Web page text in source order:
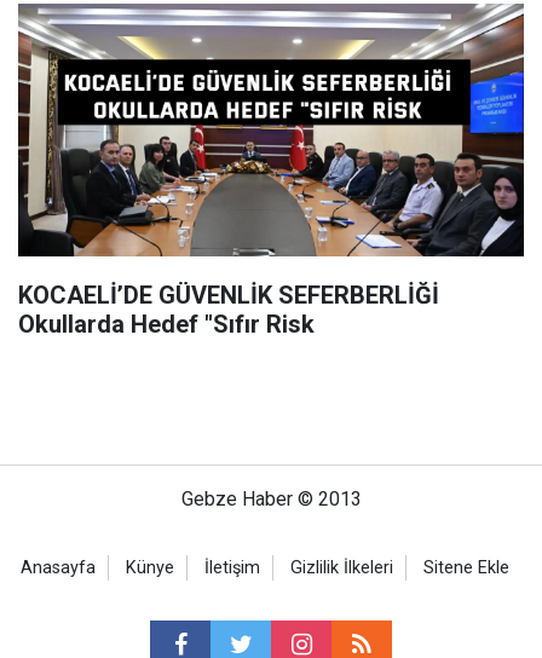
KOCAELİ’DE GÜVENLİK SEFERBERLİĞİ
Okullarda Hedef "Sıfır Risk
Gebze Haber © 2013
Anasayfa Künye İletişim Gizlilik İlkeleri Sitene Ekle